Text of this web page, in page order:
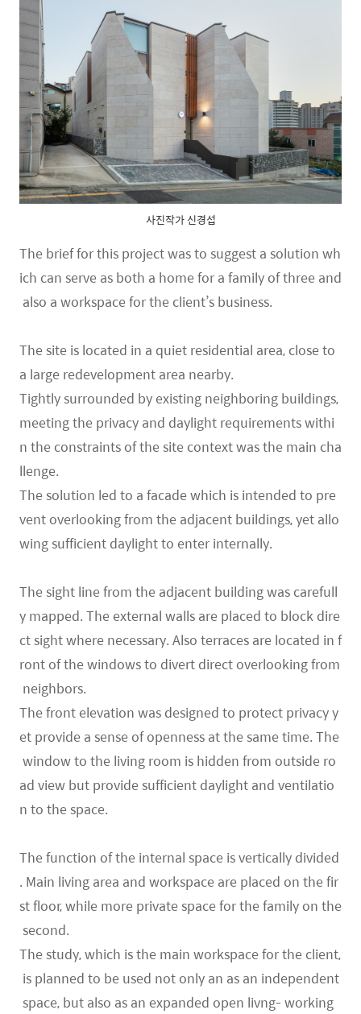
사진작가 신경섭
The brief for this project was to suggest a solution wh
ich can serve as both a home for a family of three and
also a workspace for the client’s business.
The site is located in a quiet residential area, close to
a large redevelopment area nearby.
Tightly surrounded by existing neighboring buildings,
meeting the privacy and daylight requirements withi
n the constraints of the site context was the main cha
llenge.
The solution led to a facade which is intended to pre
vent overlooking from the adjacent buildings, yet allo
wing sufficient daylight to enter internally.
The sight line from the adjacent building was carefull
y mapped. The external walls are placed to block dire
ct sight where necessary. Also terraces are located in f
ront of the windows to divert direct overlooking from
neighbors.
The front elevation was designed to protect privacy y
et provide a sense of openness at the same time. The
window to the living room is hidden from outside ro
ad view but provide sufficient daylight and ventilatio
n to the space.
The function of the internal space is vertically divided
. Main living area and workspace are placed on the fir
st floor, while more private space for the family on the
second.
The study, which is the main workspace for the client,
is planned to be used not only an as an independent
space, but also as an expanded open livng- working